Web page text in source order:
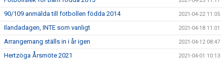
90/109 anmälda till fotbollen födda 2014 2021-04-22 11:05
Ilandadagen, INTE som vanligt 2021-04-18 11:01
Arrangemang ställs in i år igen 2021-04-12 08:47
Hertzöga Årsmöte 2021 2021-04-01 10:13